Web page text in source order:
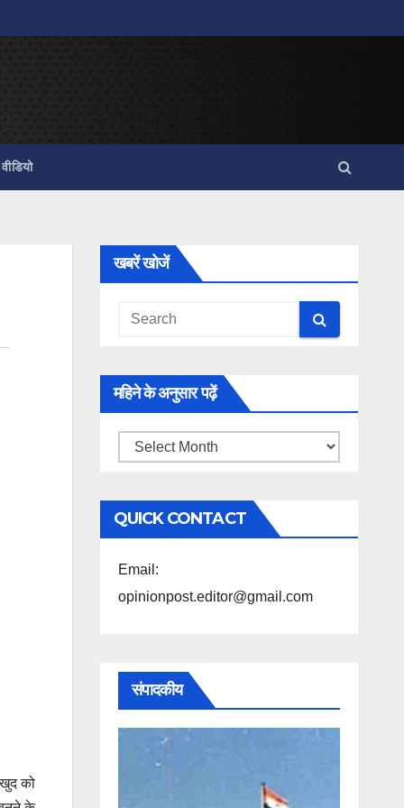
वीडियो
को
खबरें खोजें
महिने के अनुसार पढ़ें
महिने
अनुसार
पढ़ें
QUICK CONTACT
Email:
opinionpost.editor@gmail.com
संपादकीय